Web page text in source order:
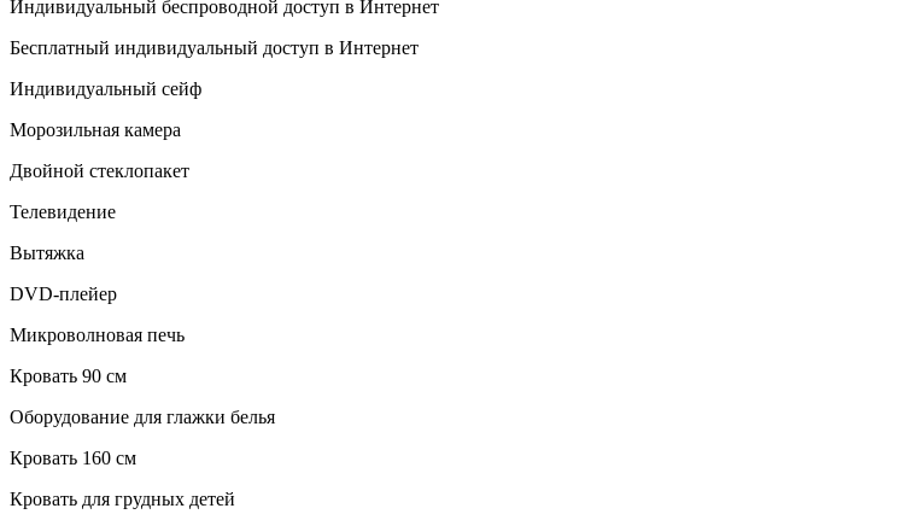
Индивидуальный беспроводной доступ в Интернет
Бесплатный индивидуальный доступ в Интернет
Индивидуальный сейф
Морозильная камера
Двойной стеклопакет
Телевидение
Вытяжка
DVD-плейер
Микроволновая печь
Кровать 90 см
Оборудование для глажки белья
Кровать 160 см
Кровать для грудных детей